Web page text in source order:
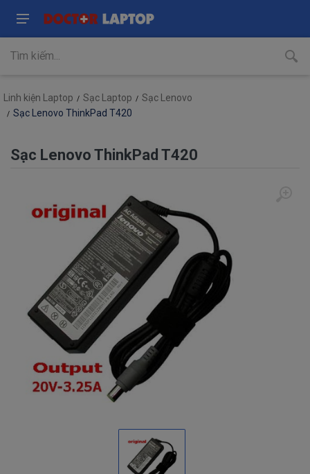
Linh kiện Laptop Sạc Laptop
Sạc Lenovo
Sạc Lenovo ThinkPad T420
Sạc Lenovo ThinkPad T420